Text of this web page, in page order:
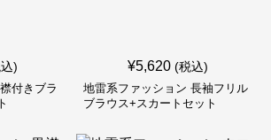
)
付きブラ
¥5,620 (税込)
地雷系ファッション 長袖フリル
ブラウス+スカートセット